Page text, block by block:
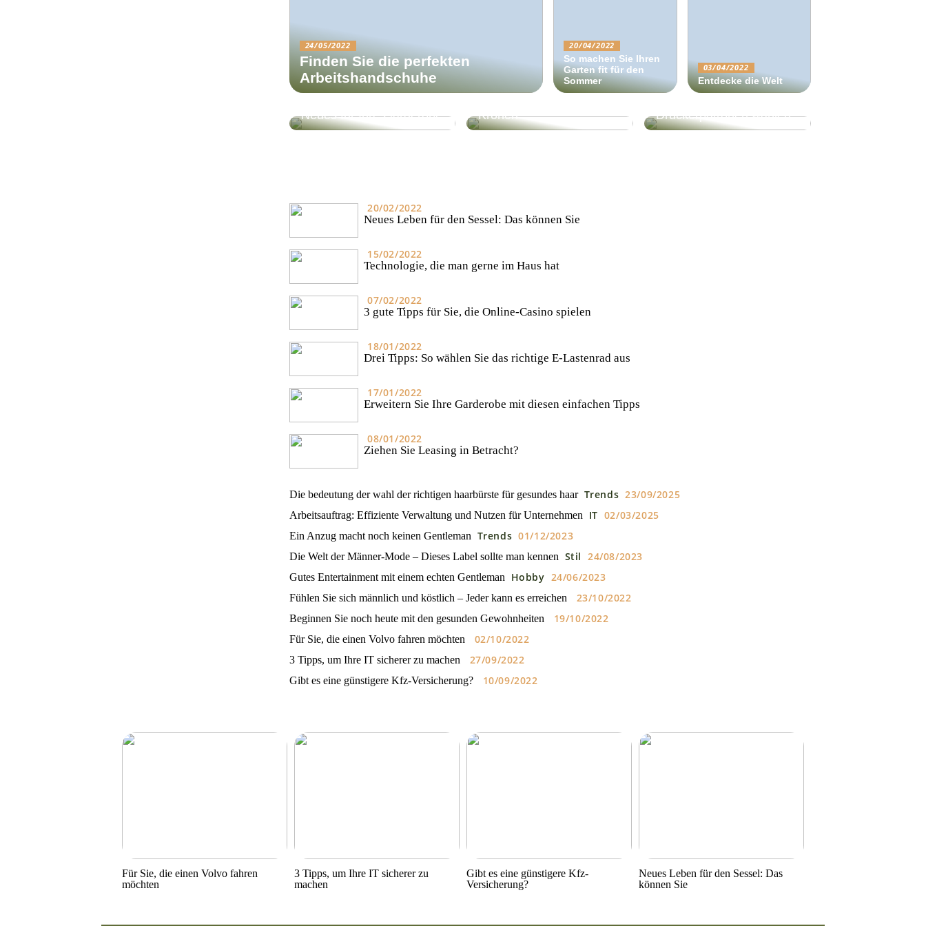
24/05/2022
Finden Sie die perfekten
Arbeitshandschuhe
20/04/2022
So machen Sie Ihren
Garten fit für den
Sommer
03/04/2022
Entdecke die Welt
Neues für Ihre Garderobe
Kronen
Sollten Sie Original- oder
Druckerpatronen wählen?
20/02/2022
Neues Leben für den Sessel: Das können Sie
15/02/2022
Technologie, die man gerne im Haus hat
07/02/2022
3 gute Tipps für Sie, die Online-Casino spielen
18/01/2022
Drei Tipps: So wählen Sie das richtige E-Lastenrad aus
17/01/2022
Erweitern Sie Ihre Garderobe mit diesen einfachen Tipps
08/01/2022
Ziehen Sie Leasing in Betracht?
Die bedeutung der wahl der richtigen haarbürste für gesundes haar Trends 23/09/2025
Arbeitsauftrag: Effiziente Verwaltung und Nutzen für Unternehmen IT 02/03/2025
Ein Anzug macht noch keinen Gentleman Trends 01/12/2023
Die Welt der Männer-Mode – Dieses Label sollte man kennen Stil 24/08/2023
Gutes Entertainment mit einem echten Gentleman Hobby 24/06/2023
Fühlen Sie sich männlich und köstlich – Jeder kann es erreichen 23/10/2022
Beginnen Sie noch heute mit den gesunden Gewohnheiten 19/10/2022
Für Sie, die einen Volvo fahren möchten 02/10/2022
3 Tipps, um Ihre IT sicherer zu machen 27/09/2022
Gibt es eine günstigere Kfz-Versicherung? 10/09/2022
Für Sie, die einen Volvo fahren
möchten
3 Tipps, um Ihre IT sicherer zu
machen
Gibt es eine günstigere Kfz-
Versicherung?
Neues Leben für den Sessel: Das
können Sie